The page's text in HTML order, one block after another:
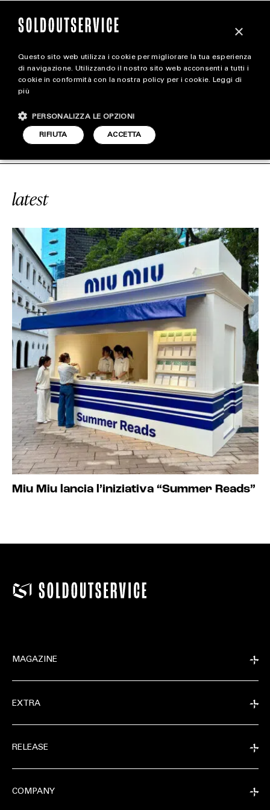
magazine
STYLE
FOOTWEAR
#SUMMER READS
latest
Miu Miu lancia l’iniziativa “Summer Reads”
MAGAZINE
EXTRA
RELEASE
COMPANY
×
Questo sito web utilizza i cookie per migliorare la tua esperienza
di navigazione. Utilizzando il nostro sito web acconsenti a tutti i
cookie in conformità con la nostra policy per i cookie. Leggi di
più
ACCETTA
RIFIUTA
PERSONALIZZA LE OPZIONI